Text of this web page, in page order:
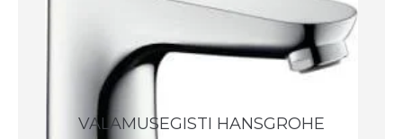
VALAMUSEGISTI HANSGROHE